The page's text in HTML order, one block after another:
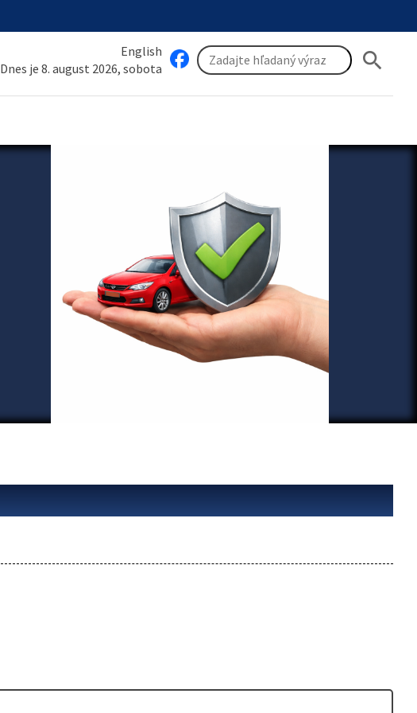
English
Dnes je 8. august 2026, sobota
search